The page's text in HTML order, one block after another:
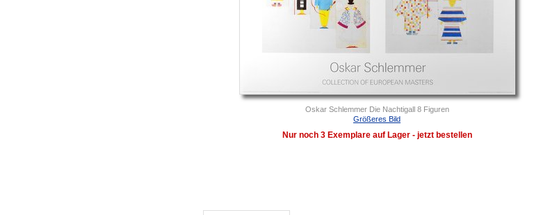
Oskar Schlemmer Die Nachtigall 8 Figuren
Größeres Bild
Nur noch 3 Exemplare auf Lager - jetzt bestellen